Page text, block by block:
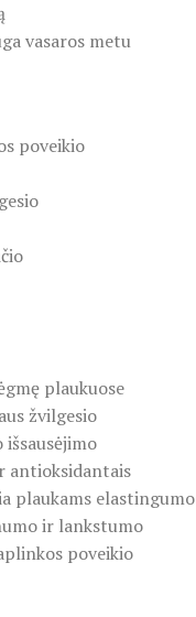
vasaros metu
poveikio
plaukuose
žvilgesio
antioksidantais
plaukams elastingumo
ir lankstumo
poveikio